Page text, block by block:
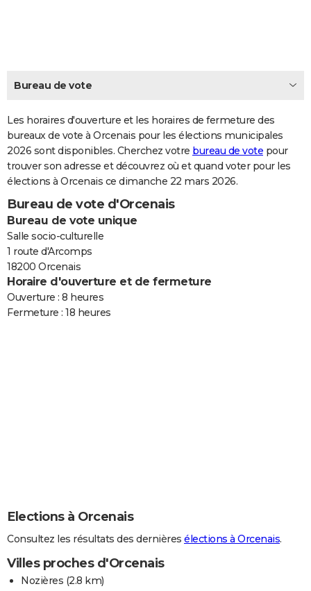
Carte de Noël
Carte Bonne année
Carte Saint-Valentin
Carte Pâques
Carte d'anniversaire
DICTIONNAIRE
Dictionnaire
Biographies
Citations
Expressions
Proverbes
PROGRAMME TV
COPAINS D'AVANT
S'inscrire
Se connecter
Lycées
Collèges
Primaires
Universités
Entreprises
Service militaire
Avis de recherche
AVIS DE DÉCÈS
FORUM
Bricolage
Lifestyle
Culture
Sport
Auto
Television
Voyage
Cinema
Bureau de vote
Les horaires d'ouverture et les horaires de fermeture des
bureaux de vote à Orcenais pour les élections municipales
2026 sont disponibles. Cherchez votre bureau de vote pour
trouver son adresse et découvrez où et quand voter pour les
élections à Orcenais ce dimanche 22 mars 2026.
Bureau de vote d'Orcenais
Bureau de vote unique
Salle socio-culturelle
1 route d'Arcomps
18200 Orcenais
Horaire d'ouverture et de fermeture
Ouverture : 8 heures
Fermeture : 18 heures
Elections à Orcenais
Consultez les résultats des dernières élections à Orcenais.
Villes proches d'Orcenais
Nozières (2.8 km)